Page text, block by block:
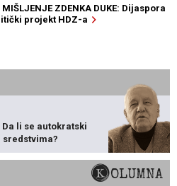
MIŠLJENJE ZDENKA DUKE: Dijaspora
projekt HDZ-a
Da li se autokratski
KOLUMNA